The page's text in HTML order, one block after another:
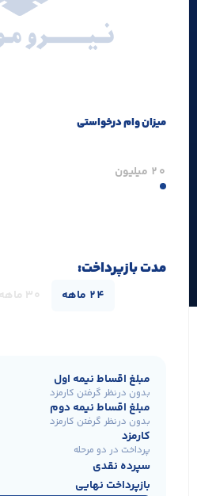
میزان وام درخواستی
20 میلیون
مدت بازپرداخت:
24 ماهه 30 ماهه
مبلغ اقساط نیمه اول
بدون درنظر گرفتن کارمزد
مبلغ اقساط نیمه دوم
بدون درنظر گرفتن کارمزد
کارمزد
پرداخت در دو مرحله
سپرده نقدی
بازپرداخت نهایی